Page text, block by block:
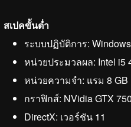
สเปคขั้นต่ำ
ระบบปฏิบัติการ:
หน่วยประมวลผล: Intel i5
หน่วยความจำ: แรม 8 GB
กราฟิกส์: NVidia GTX
DirectX: เวอร์ชัน 11